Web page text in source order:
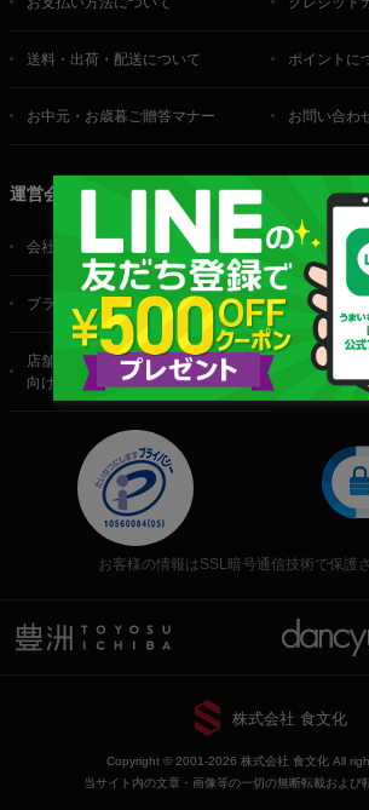
送料・出荷・配送について ポイントに
お中元・お歳暮ご贈答マナー お問い合わ
運営会社
会社概要 ご利用規約
プライバシーポリシー 特定商取引
店舗・法人・生産者様
向けのお問い合わせ
お客様の情報はSSL暗号通信技術で保護
株式会社 食文化
Copyright © 2001-2026 株式会社 食文化 All
当サイト内の文章・画像等の一切の無断転載および